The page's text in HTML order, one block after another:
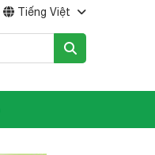
Tiếng Việt